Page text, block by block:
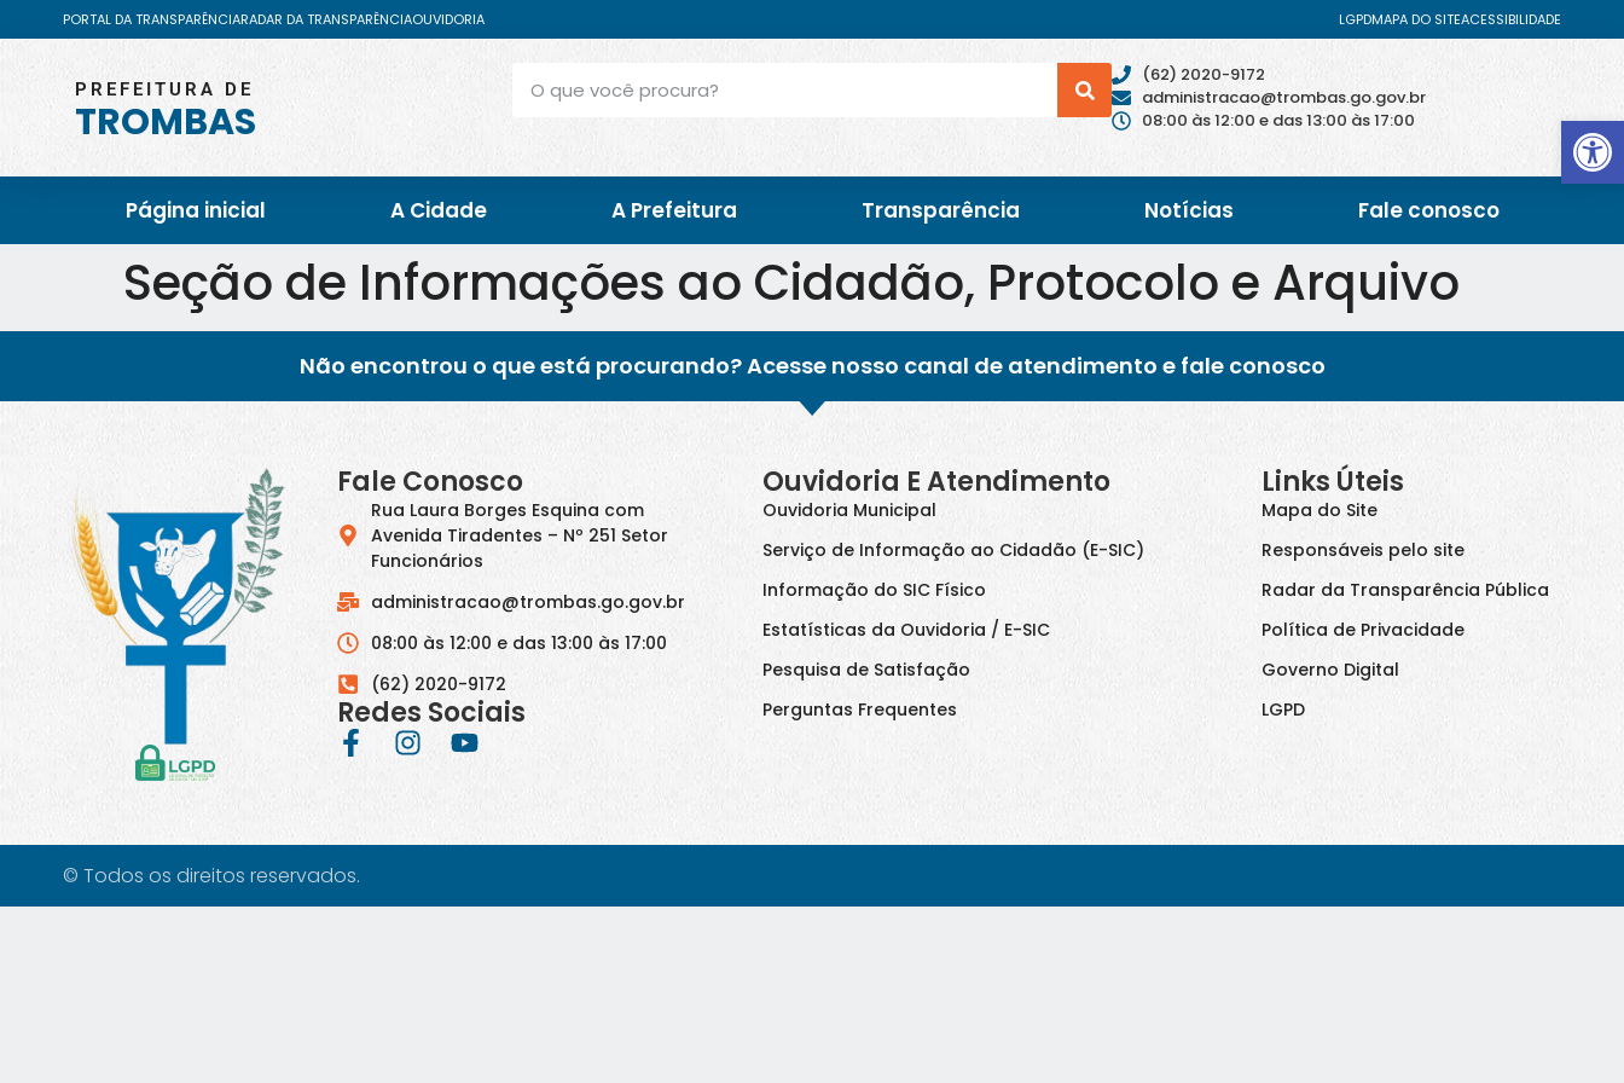
PORTAL DA TRANSPARÊNCIARADAR DA TRANSPARÊNCIAOUVIDORIA LGPDMAPA DO SITEACESSIBILIDADE
PREFEITURA DE
TROMBAS
(62) 2020-9172
administracao@trombas.go.gov.br
08:00 às 12:00 e das 13:00 às 17:00
Página inicial A Cidade A Prefeitura Transparência Notícias Fale conosco
Seção de Informações ao Cidadão, Protocolo e Arquivo
Não encontrou o que está procurando? Acesse nosso canal de atendimento e fale conosco
Fale Conosco
Rua Laura Borges Esquina com
Avenida Tiradentes – Nº 251 Setor
Funcionários
administracao@trombas.go.gov.br
08:00 às 12:00 e das 13:00 às 17:00
(62) 2020-9172
Redes Sociais
Ouvidoria E Atendimento
Ouvidoria Municipal
Serviço de Informação ao Cidadão (E-SIC)
Informação do SIC Físico
Estatísticas da Ouvidoria / E-SIC
Pesquisa de Satisfação
Perguntas Frequentes
Links Úteis
Mapa do Site
Responsáveis pelo site
Radar da Transparência Pública
Política de Privacidade
Governo Digital
LGPD
© Todos os direitos reservados.
Abrir